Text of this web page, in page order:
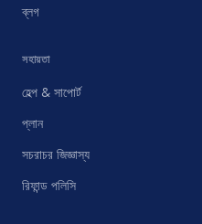
ব্লগ
সহায়তা
হেল্প & সাপোর্ট
প্লান
সচরাচর জিজ্ঞাস্য
রিফান্ড পলিসি